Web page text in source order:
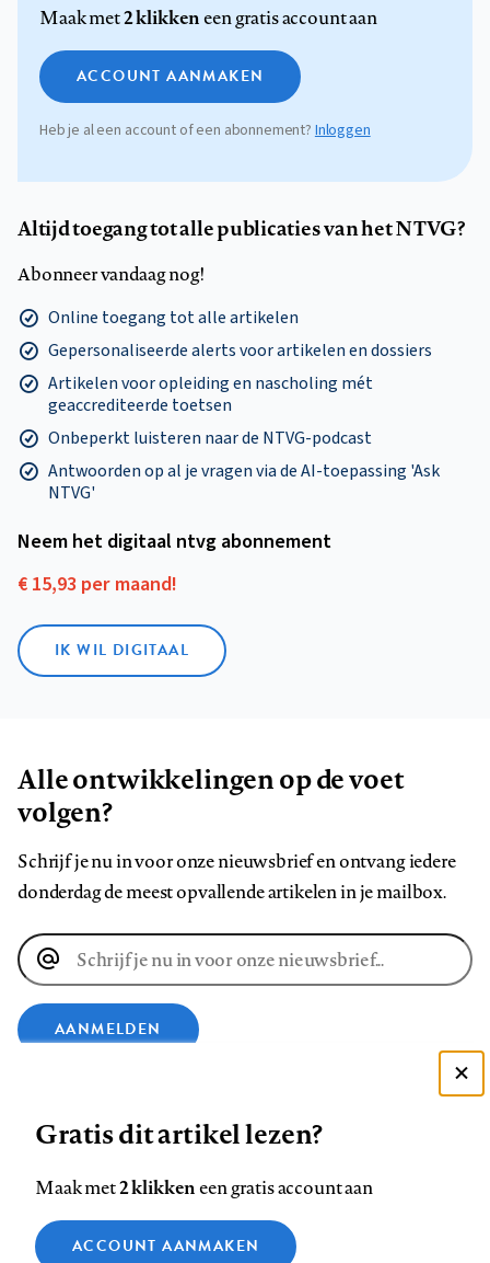
Maak met2 klikkeneen gratis account aan
ACCOUNT AANMAKEN
Heb je al een account of een abonnement?Inloggen
Altijd toegang tot alle publicaties van het NTVG?
Abonneer vandaag nog!
Online toegang tot alle artikelen
Gepersonaliseerde alerts voor artikelen en dossiers
Artikelen voor opleiding en nascholing mét
geaccrediteerde toetsen
Onbeperkt luisteren naar de NTVG-podcast
Antwoorden op al je vragen via de AI-toepassing 'Ask
NTVG'
Neem het digitaal ntvg abonnement
€ 15,93 per maand!
IK WIL DIGITAAL
Alle ontwikkelingen op de voet
volgen?
Schrijf je nu in voor onze nieuwsbrief en ontvang iedere
donderdag de meest opvallende artikelen in je mailbox.
E-
mailadres
AANMELDEN
op
op
op
ons
op
Contact Colofon Disclaimer Privacy
Zie onze cookie policy
Gratis dit artikel lezen?
Maak met2 klikkeneen gratis account aan
ACCOUNT AANMAKEN